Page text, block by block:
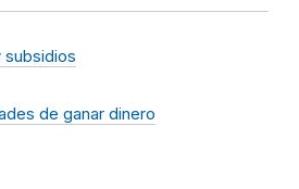
subsidios
de ganar dinero